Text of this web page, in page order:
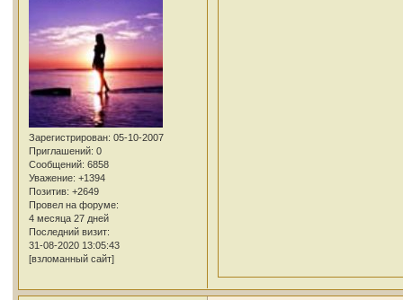
Зарегистрирован: 05-10-2007
Приглашений: 0
Сообщений: 6858
Уважение: +1394
Позитив: +2649
Провел на форуме:
4 месяца 27 дней
Последний визит:
31-08-2020 13:05:43
[взломанный сайт]